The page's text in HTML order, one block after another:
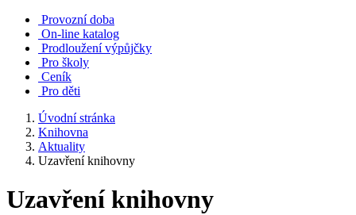
Provozní doba
On-line katalog
Prodloužení výpůjčky
Pro školy
Ceník
Pro děti
Úvodní stránka
Knihovna
Aktuality
Uzavření knihovny
Uzavření knihovny